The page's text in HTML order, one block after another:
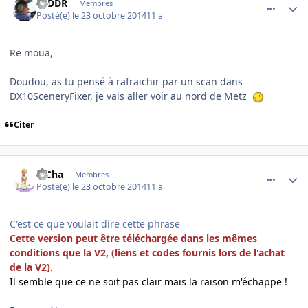
F6DDR Membres
Posté(e) le 23 octobre 201411 a
Re moua,
Doudou, as tu pensé à rafraichir par un scan dans
DX10SceneryFixer, je vais aller voir au nord de Metz
Citer
PiCha Membres
Posté(e) le 23 octobre 201411 a
C'est ce que voulait dire cette phrase
Cette version peut être téléchargée dans les mêmes
conditions que la V2, (liens et codes fournis lors de l'achat
de la V2).
Il semble que ce ne soit pas clair mais la raison m'échappe !